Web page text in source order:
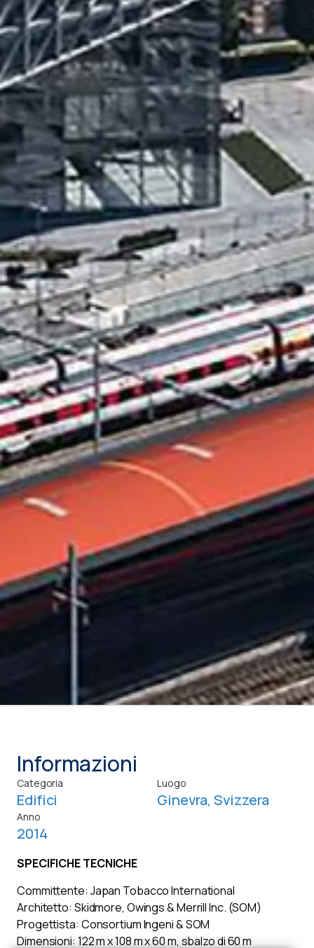
Informazioni
Categoria
Edifici
Luogo
Ginevra, Svizzera
Anno
2014
SPECIFICHE TECNICHE
Committente: Japan Tobacco International
Architetto: Skidmore, Owings & Merrill Inc. (SOM)
Progettista: Consortium Ingeni & SOM
Dimensioni: 122 m x 108 m x 60 m, sbalzo di 60 m